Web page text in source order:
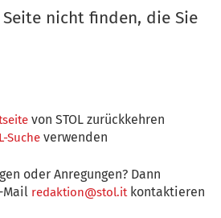
nicht finden, die Sie
von STOL zurückkehren
Suche verwenden
oder Anregungen? Dann
Mail redaktion@stol.itkontaktieren